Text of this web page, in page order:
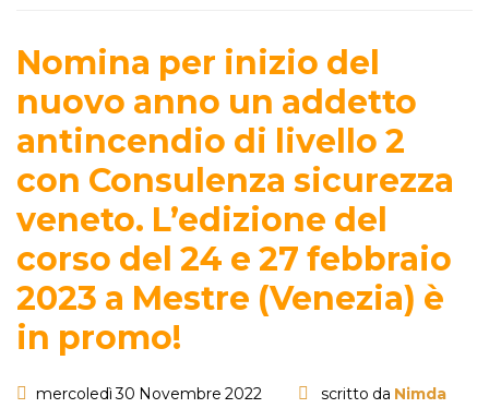
Nomina per inizio del
nuovo anno un addetto
antincendio di livello 2
con Consulenza sicurezza
veneto. L’edizione del
corso del 24 e 27 febbraio
2023 a Mestre (Venezia) è
in promo!
mercoledì 30 Novembre 2022 scritto da Nimda